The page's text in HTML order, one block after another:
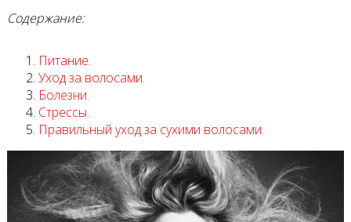
Содержание:
Питание.
Уход за волосами.
Болезни.
Стрессы.
Правильный уход за сухими волосами.